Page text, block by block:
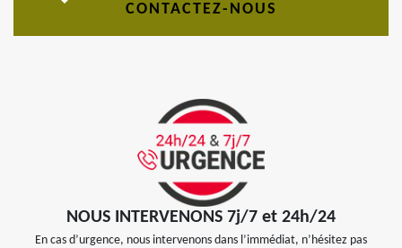
CONTACTEZ-NOUS
NOUS INTERVENONS 7j/7 et 24h/24
En cas d’urgence, nous intervenons dans l’immédiat, n’hésitez pas